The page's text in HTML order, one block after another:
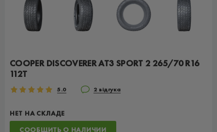
COOPER DISCOVERER AT3 SPORT 2 265/70 R16
112T
5.0 2 відгука
НЕТ НА СКЛАДЕ
СООБЩИТЬ О НАЛИЧИИ